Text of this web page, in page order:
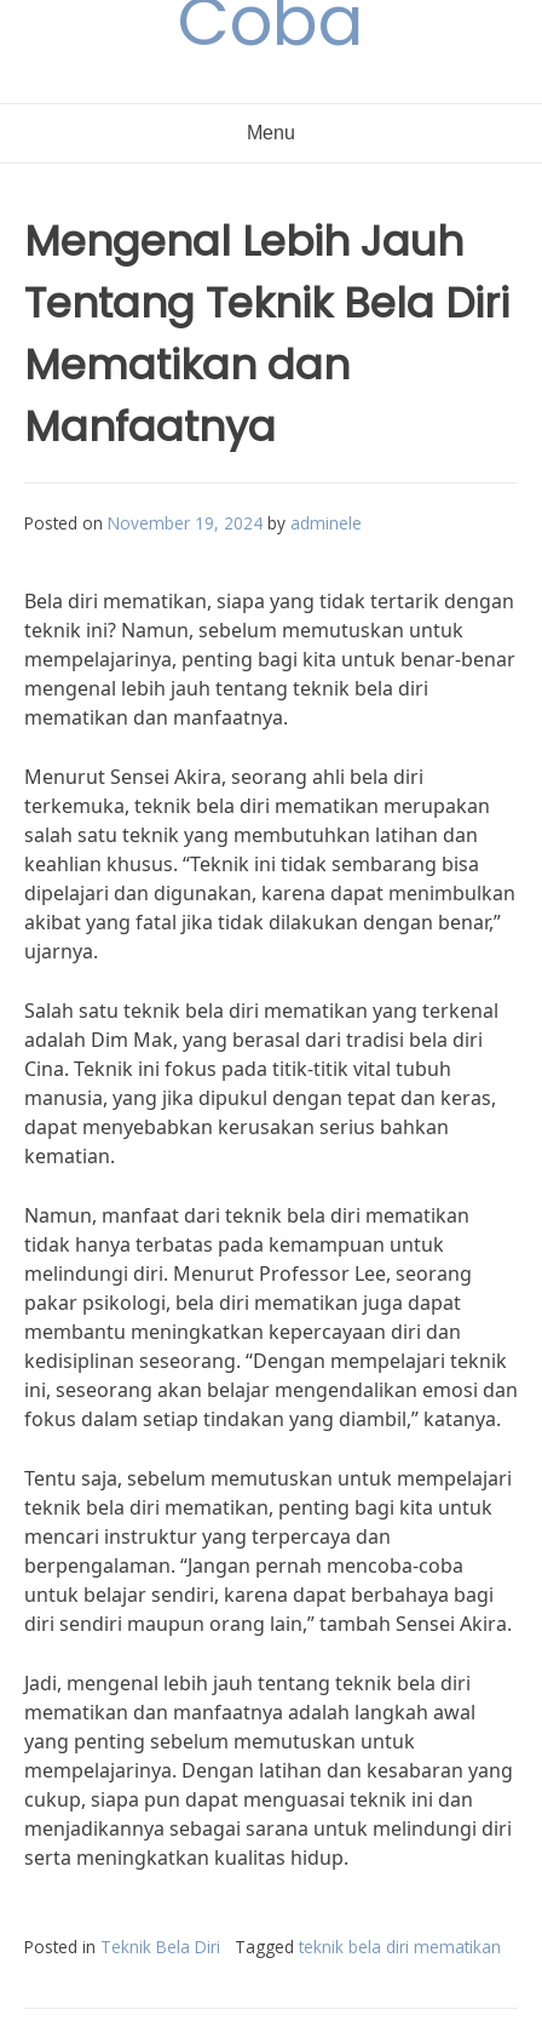
Coba
Menu
Mengenal Lebih Jauh
Tentang Teknik Bela Diri
Mematikan dan
Manfaatnya
Posted on November 19, 2024 by adminele
Bela diri mematikan, siapa yang tidak tertarik dengan
teknik ini? Namun, sebelum memutuskan untuk
mempelajarinya, penting bagi kita untuk benar-benar
mengenal lebih jauh tentang teknik bela diri
mematikan dan manfaatnya.
Menurut Sensei Akira, seorang ahli bela diri
terkemuka, teknik bela diri mematikan merupakan
salah satu teknik yang membutuhkan latihan dan
keahlian khusus. “Teknik ini tidak sembarang bisa
dipelajari dan digunakan, karena dapat menimbulkan
akibat yang fatal jika tidak dilakukan dengan benar,”
ujarnya.
Salah satu teknik bela diri mematikan yang terkenal
adalah Dim Mak, yang berasal dari tradisi bela diri
Cina. Teknik ini fokus pada titik-titik vital tubuh
manusia, yang jika dipukul dengan tepat dan keras,
dapat menyebabkan kerusakan serius bahkan
kematian.
Namun, manfaat dari teknik bela diri mematikan
tidak hanya terbatas pada kemampuan untuk
melindungi diri. Menurut Professor Lee, seorang
pakar psikologi, bela diri mematikan juga dapat
membantu meningkatkan kepercayaan diri dan
kedisiplinan seseorang. “Dengan mempelajari teknik
ini, seseorang akan belajar mengendalikan emosi dan
fokus dalam setiap tindakan yang diambil,” katanya.
Tentu saja, sebelum memutuskan untuk mempelajari
teknik bela diri mematikan, penting bagi kita untuk
mencari instruktur yang terpercaya dan
berpengalaman. “Jangan pernah mencoba-coba
untuk belajar sendiri, karena dapat berbahaya bagi
diri sendiri maupun orang lain,” tambah Sensei Akira.
Jadi, mengenal lebih jauh tentang teknik bela diri
mematikan dan manfaatnya adalah langkah awal
yang penting sebelum memutuskan untuk
mempelajarinya. Dengan latihan dan kesabaran yang
cukup, siapa pun dapat menguasai teknik ini dan
menjadikannya sebagai sarana untuk melindungi diri
serta meningkatkan kualitas hidup.
Posted in Teknik Bela Diri Tagged teknik bela diri mematikan